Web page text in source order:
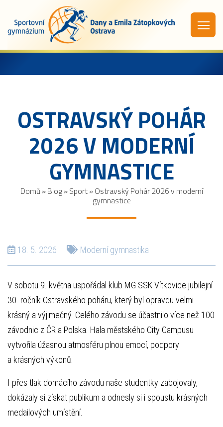
OSTRAVSKÝ POHÁR
2026 V MODERNÍ
GYMNASTICE
Domů »Blog»Sport»Ostravský Pohár 2026 v moderní
gymnastice
18. 5. 2026 Moderní gymnastika
V sobotu 9. května uspořádal klub MG SSK Vítkovice jubilejní
30. ročník Ostravského poháru, který byl opravdu velmi
krásný a výjimečný. Celého závodu se účastnilo více než 100
závodnic z ČR a Polska. Hala městského City Campusu
vytvořila úžasnou atmosféru plnou emocí, podpory
a krásných výkonů.
I přes tlak domácího závodu naše studentky zabojovaly,
dokázaly si získat publikum a odnesly si i spoustu krásných
medailových umístění.